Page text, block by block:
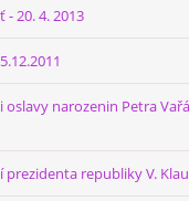
+420 774 724 061
|WebSlice |Tisk |
20. 4. 2013
narozenin Petra
republiky V.